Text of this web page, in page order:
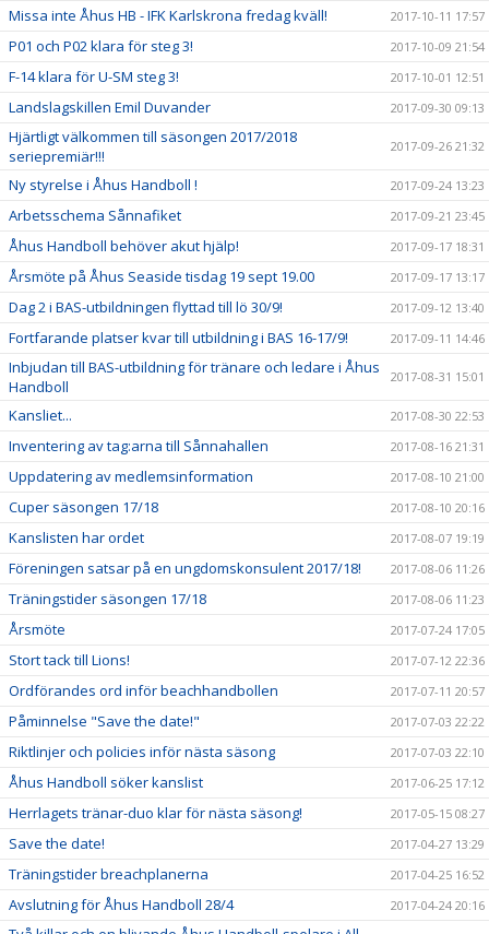
Missa inte Åhus HB - IFK Karlskrona fredag kväll! 2017-10-11 17:57
P01 och P02 klara för steg 3! 2017-10-09 21:54
F-14 klara för U-SM steg 3! 2017-10-01 12:51
Landslagskillen Emil Duvander 2017-09-30 09:13
Hjärtligt välkommen till säsongen 2017/2018
seriepremiär!!!
2017-09-26 21:32
Ny styrelse i Åhus Handboll ! 2017-09-24 13:23
Arbetsschema Sånnafiket 2017-09-21 23:45
Åhus Handboll behöver akut hjälp! 2017-09-17 18:31
Årsmöte på Åhus Seaside tisdag 19 sept 19.00 2017-09-17 13:17
Dag 2 i BAS-utbildningen flyttad till lö 30/9! 2017-09-12 13:40
Fortfarande platser kvar till utbildning i BAS 16-17/9! 2017-09-11 14:46
Inbjudan till BAS-utbildning för tränare och ledare i Åhus
Handboll
2017-08-31 15:01
Kansliet... 2017-08-30 22:53
Inventering av tag:arna till Sånnahallen 2017-08-16 21:31
Uppdatering av medlemsinformation 2017-08-10 21:00
Cuper säsongen 17/18 2017-08-10 20:16
Kanslisten har ordet 2017-08-07 19:19
Föreningen satsar på en ungdomskonsulent 2017/18! 2017-08-06 11:26
Träningstider säsongen 17/18 2017-08-06 11:23
Årsmöte 2017-07-24 17:05
Stort tack till Lions! 2017-07-12 22:36
Ordförandes ord inför beachhandbollen 2017-07-11 20:57
Påminnelse "Save the date!" 2017-07-03 22:22
Riktlinjer och policies inför nästa säsong 2017-07-03 22:10
Åhus Handboll söker kanslist 2017-06-25 17:12
Herrlagets tränar-duo klar för nästa säsong! 2017-05-15 08:27
Save the date! 2017-04-27 13:29
Träningstider breachplanerna 2017-04-25 16:52
Avslutning för Åhus Handboll 28/4 2017-04-24 20:16